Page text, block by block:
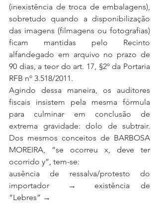
(inexistência de troca de embalagens),
sobretudo quando a disponibilização
das imagens (filmagens ou fotografias)
ficam mantidas pelo Recinto
alfandegado em arquivo no prazo de
90 dias, a teor do art. 17, §2º da Portaria
RFB nº 3.518/2011.
Agindo dessa maneira, os auditores
fiscais insistem pela mesma fórmula
para culminar em conclusão de
extrema gravidade: dolo de subtrair.
Dos mesmos conceitos de BARBOSA
MOREIRA, “se ocorreu x, deve ter
ocorrido y”, tem-se:
ausência de ressalva/protesto do
importador  →  existência de
“Lebres” →